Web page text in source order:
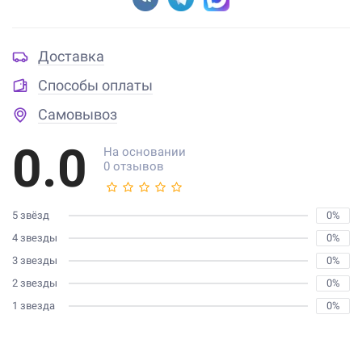
Доставка
Способы оплаты
Самовывоз
0.0
На основании
0 отзывов
5 звёзд
0%
4 звезды
0%
3 звезды
0%
2 звезды
0%
1 звезда
0%